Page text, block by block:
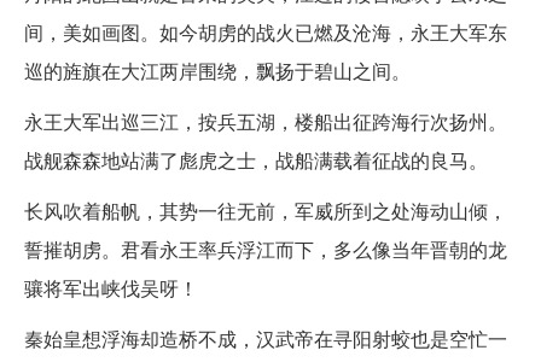
间，美如画图。如今胡虏的战火已燃及沧海，永王大军东
巡的旌旗在大江两岸围绕，飘扬于碧山之间。
永王大军出巡三江，按兵五湖，楼船出征跨海行次扬州。
战舰森森地站满了彪虎之士，战船满载着征战的良马。
长风吹着船帆，其势一往无前，军威所到之处海动山倾，
誓摧胡虏。君看永王率兵浮江而下，多么像当年晋朝的龙
骧将军出峡伐吴呀！
秦始皇想浮海却造桥不成，汉武帝在寻阳射蛟也是空忙一